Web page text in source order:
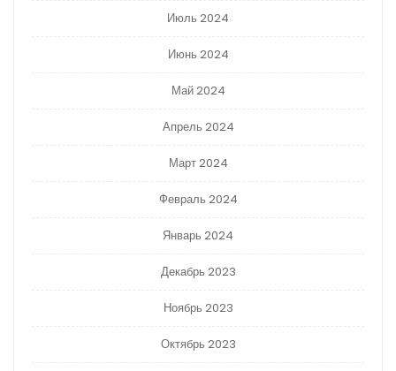
Июль 2024
Июнь 2024
Май 2024
Апрель 2024
Март 2024
Февраль 2024
Январь 2024
Декабрь 2023
Ноябрь 2023
Октябрь 2023